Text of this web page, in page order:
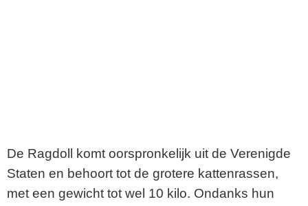
De Ragdoll komt oorspronkelijk uit de Verenigde
Staten en behoort tot de grotere kattenrassen,
met een gewicht tot wel 10 kilo. Ondanks hun